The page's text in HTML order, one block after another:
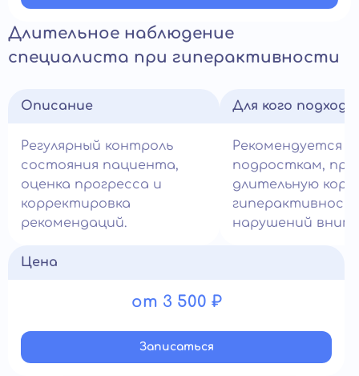
Длительное наблюдение
специалиста при гиперактивности
Описание
Регулярный контроль
состояния пациента,
оценка прогресса и
корректировка
рекомендаций.
Для кого
Рекомендуется
подросткам,
длительную
нарушений
Цена
от 3 500 ₽
Записатьcя